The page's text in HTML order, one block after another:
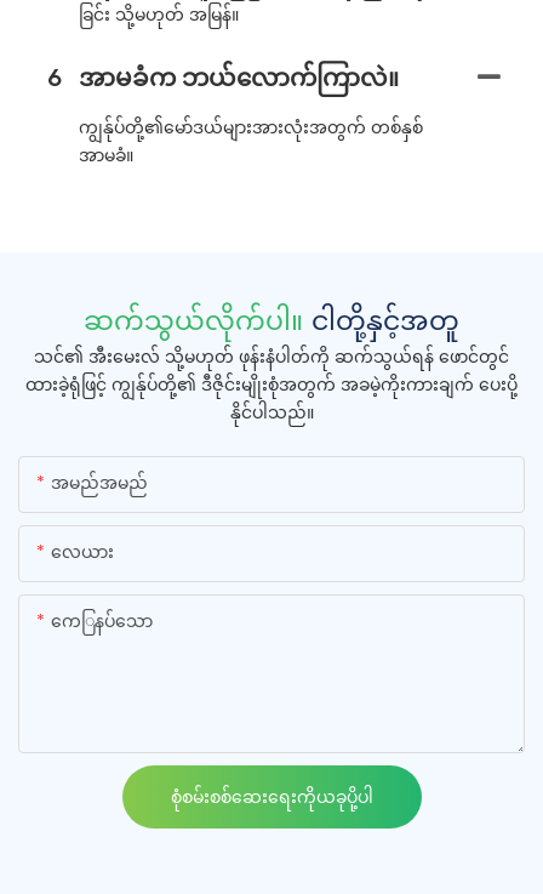
ခြင်း သို့မဟုတ် အမြန်။
6 အာမခံက ဘယ်လောက်ကြာလဲ။
ကျွန်ုပ်တို့၏မော်ဒယ်များအားလုံးအတွက် တစ်နှစ်
အာမခံ။
ဆက်သွယ်လိုက်ပါ။ ငါတို့နှင့်အတူ
သင်၏ အီးမေးလ် သို့မဟုတ် ဖုန်းနံပါတ်ကို ဆက်သွယ်ရန် ဖောင်တွင်
ထားခဲ့ရုံဖြင့် ကျွန်ုပ်တို့၏ ဒီဇိုင်းမျိုးစုံအတွက် အခမဲ့ကိုးကားချက် ပေးပို့
နိုင်ပါသည်။
အမည်အမည်
လေယား
ကေြနပ်သော
စုံစမ်းစစ်ဆေးရေးကိုယခုပို့ပါ